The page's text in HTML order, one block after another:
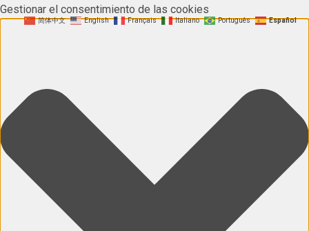
Gestionar el consentimiento de las cookies
简体中文 English Français Italiano Português Español